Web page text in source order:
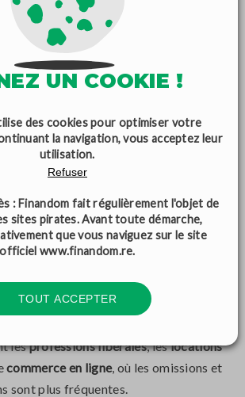
surprises
CONTRE LA FRAUDE
: LA RÉUNION
la fraude fiscale s’intensifie à La
renforcement des contrôles
et
technologiespour détecter les
fiscale s’appuie de plus en
de données entre les différentes
employeurs, caisses de sécurité
les incohérences dans les
lesprofessions libérales, leslocations
commerce en ligne, où les omissions et
sont plus fréquentes.
UN COOKIE !
des cookies pour optimiser votre
la navigation, vous acceptez leur
utilisation.
Refuser
: Finandom fait régulièrement l'objet de
sites pirates. Avant toute démarche,
que vous naviguez sur le site
officiel www.finandom.re.
TOUT ACCEPTER